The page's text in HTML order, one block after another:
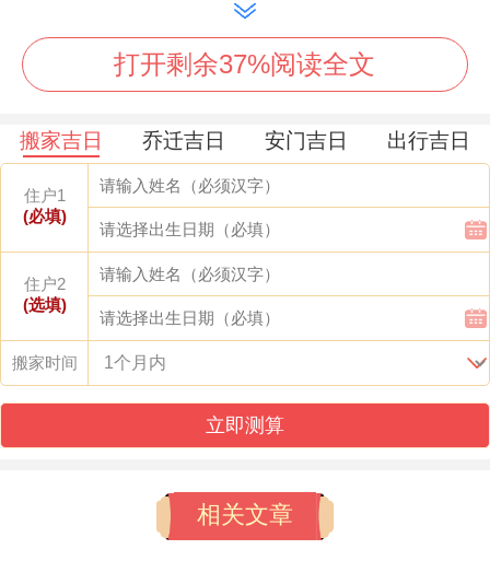
动土、安门等事项需避太岁方与三煞位 但纯
搬家以日辰忌宜为先！
三） -宜嫁娶、纳采、入宅、移徙、开市、
吉神护佑~指数高达98分！次选吉日:7月5日
（农历五月廿一）及7月29日（农历六月十
六） -均明确标注宜“入宅”“移徙”？!
重点避忌日：7月26日（月破日、诸事不
宜）及7月31日（月忌日、大事勿用）！
每一个日期请以公历跟农历对照为准。如7
日时需结合个人八字命理以及房屋坐向.黄历
打开剩余37%阅读全文
搬家吉日 乔迁吉日 安门吉日 出行吉日
住户1
(必填)
住户2
(选填)
搬家时间
立即测算
相关文章